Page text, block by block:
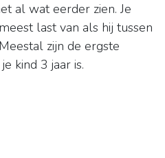
al wat eerder zien. Je
last van als hij tussen
zijn de ergste
kind 3 jaar is.